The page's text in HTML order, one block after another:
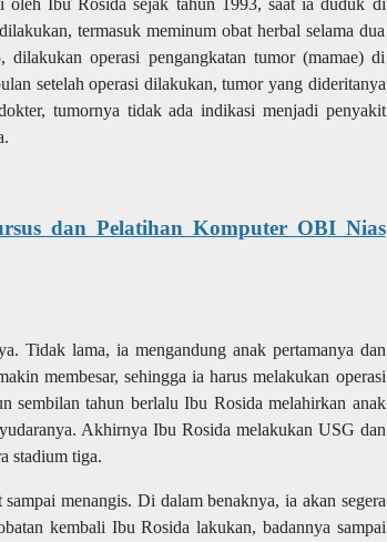
termasuk meminum obat herbal selama dua
operasi pengangkatan tumor (mamae) di
setelah operasi dilakukan, tumor yang dideritanya
tumornya tidak ada indikasi menjadi penyakit
dan Pelatihan Komputer OBI Nias
Tidak lama, ia mengandung anak pertamanya dan
membesar, sehingga ia harus melakukan operasi
sembilan tahun berlalu Ibu Rosida melahirkan anak
Akhirnya Ibu Rosida melakukan USG dan
stadium tiga.
menangis. Di dalam benaknya, ia akan segera
kembali Ibu Rosida lakukan, badannya sampai